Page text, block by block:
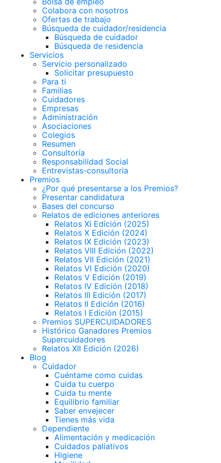
Colabora con nosotros
Ofertas de trabajo
Búsqueda de cuidador/residencia
Búsqueda de cuidador
Búsqueda de residencia
Servicios
Servicio personalizado
Solicitar presupuesto
Para ti
Familias
Cuidadores
Empresas
Administración
Asociaciones
Colegios
Resumen
Consultoría
Responsabilidad Social
Entrevistas-consultoria
Premios
¿Por qué presentarse a los Premios?
Presentar candidatura
Bases del concurso
Relatos de ediciones anteriores
Relatos XI Edición (2025)
Relatos X Edición (2024)
Relatos IX Edición (2023)
Relatos VIII Edición (2022)
Relatos VII Edición (2021)
Relatos VI Edición (2020)
Relatos V Edición (2019)
Relatos IV Edición (2018)
Relatos III Edición (2017)
Relatos II Edición (2016)
Relatos I Edición (2015)
Premios SUPERCUIDADORES
Histórico Ganadores Premios
Supercuidadores
Relatos XII Edición (2026)
Blog
Cuidador
Cuéntame como cuidas
Cuida tu cuerpo
Cuida tu mente
Equilibrio familiar
Saber envejecer
Tienes más vida
Dependiente
Alimentación y medicación
Cuidados paliativos
Higiene